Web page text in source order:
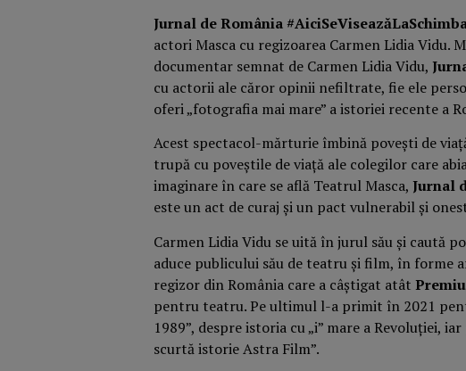
Jurnal de România
actori Masca cu regizoarea Carmen Lidia
documentar semnat de Carmen Lidia Vidu,
cu actorii ale căror opinii nefiltrate, fie ele
oferi „fotografia mai mare” a istoriei recente a
Acest spectacol-mărturie îmbină povești de
trupă cu poveștile de viață ale colegilor care
imaginare în care se află Teatrul Masca, Jurnal
este un act de curaj și un pact vulnerabil și
Carmen Lidia Vidu se uită în jurul său și caută
aduce publicului său de teatru și film, în forme
regizor din România care a câștigat atât
pentru teatru. Pe ultimul l-a primit în 2021
1989”, despre istoria cu „i” mare a Revoluției,
scurtă istorie Astra Film”.